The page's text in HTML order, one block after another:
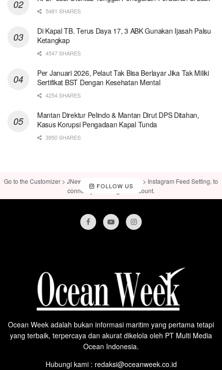
5481 SHARES
Di Kapal TB. Terus Daya 17, 3 ABK Gunakan Ijasah Palsu
Ketangkap
4547 SHARES
Per Januari 2026, Pelaut Tak Bisa Berlayar Jika Tak Miliki
Sertifikat BST Dengan Kesehatan Mental
4254 SHARES
Mantan Direktur Pelindo & Mantan Dirut DPS Ditahan,
Kasus Korupsi Pengadaan Kapal Tunda
3950 SHARES
FOLLOW US
Go to the Customizer > JNews : Social, Like & View > Instagram Feed Setting, to
connect your Instagram account.
Ocean Week adalah bukan informasi maritim yang pertama tetapi
yang terbaik, terpercaya dan akurat dikelola oleh PT Multi Media
Ocean Indonesia.
Hubungi kami : redaksi@oceanweek.co.id